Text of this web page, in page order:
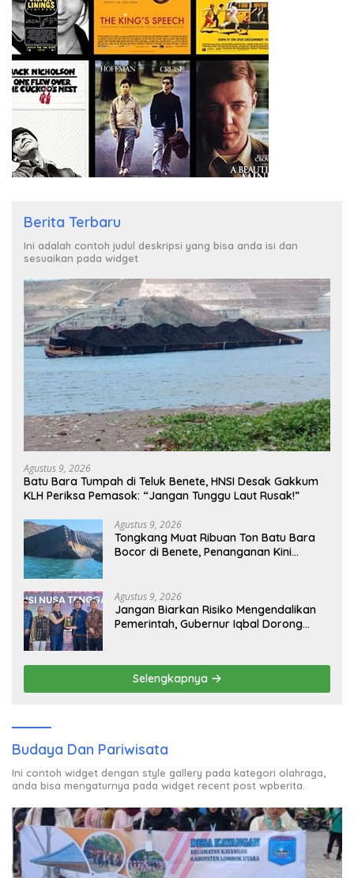
Berita Terbaru
Ini adalah contoh judul deskripsi yang bisa anda isi dan
sesuaikan pada widget
Agustus 9, 2026
Batu Bara Tumpah di Teluk Benete, HNSI Desak Gakkum
KLH Periksa Pemasok: “Jangan Tunggu Laut Rusak!”
Agustus 9, 2026
Tongkang Muat Ribuan Ton Batu Bara
Bocor di Benete, Penanganan Kini
Agustus 9, 2026
Jangan Biarkan Risiko Mengendalikan
Pemerintah, Gubernur Iqbal Dorong
Selengkapnya
Budaya Dan Pariwisata
Ini contoh widget dengan style gallery pada kategori olahraga,
anda bisa mengaturnya pada widget recent post wpberita.